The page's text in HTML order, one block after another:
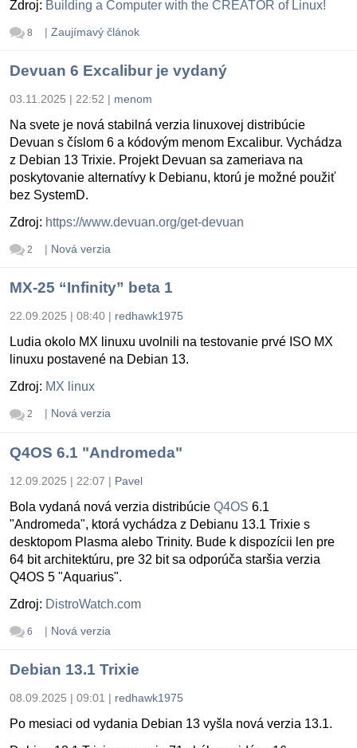
Zdroj: Building a Computer with the CREATOR of Linux!
8 | Zaujímavý článok
Devuan 6 Excalibur je vydaný
03.11.2025 | 22:52 | menom
Na svete je nová stabilná verzia linuxovej distribúcie
Devuan s číslom 6 a kódovým menom Excalibur. Vychádza
z Debian 13 Trixie. Projekt Devuan sa zameriava na
poskytovanie alternatívy k Debianu, ktorú je možné použiť
bez SystemD.
Zdroj: https://www.devuan.org/get-devuan
2 | Nová verzia
MX-25 “Infinity” beta 1
22.09.2025 | 08:40 | redhawk1975
Ludia okolo MX linuxu uvolnili na testovanie prvé ISO MX
linuxu postavené na Debian 13.
Zdroj: MX linux
2 | Nová verzia
Q4OS 6.1 "Andromeda"
12.09.2025 | 22:07 | Pavel
Bola vydaná nová verzia distribúcie Q4OS 6.1
"Andromeda", ktorá vychádza z Debianu 13.1 Trixie s
desktopom Plasma alebo Trinity. Bude k dispozícii len pre
64 bit architektúru, pre 32 bit sa odporúča staršia verzia
Q4OS 5 "Aquarius".
Zdroj: DistroWatch.com
6 | Nová verzia
Debian 13.1 Trixie
08.09.2025 | 09:01 | redhawk1975
Po mesiaci od vydania Debian 13 vyšla nová verzia 13.1.